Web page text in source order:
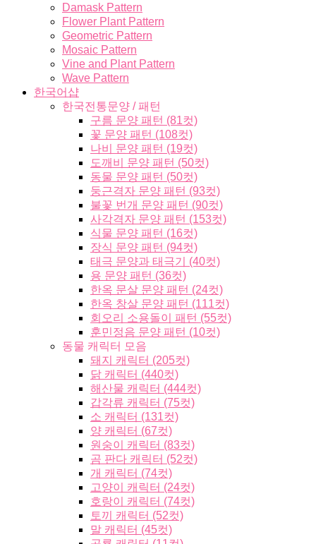
Damask Pattern
Flower Plant Pattern
Geometric Pattern
Mosaic Pattern
Vine and Plant Pattern
Wave Pattern
한국어샵
한국전통문양 / 패턴
구름 문양 패턴 (81컷)
꽃 문양 패턴 (108컷)
나비 문양 패턴 (19컷)
도깨비 문양 패턴 (50컷)
동물 문양 패턴 (50컷)
둥근격자 문양 패턴 (93컷)
불꽃 번개 문양 패턴 (90컷)
사각격자 문양 패턴 (153컷)
식물 문양 패턴 (16컷)
장식 문양 패턴 (94컷)
태극 문양과 태극기 (40컷)
용 문양 패턴 (36컷)
한옥 문살 문양 패턴 (24컷)
한옥 창살 문양 패턴 (111컷)
회오리 소용돌이 패턴 (55컷)
훈민정음 문양 패턴 (10컷)
동물 캐릭터 모음
돼지 캐릭터 (205컷)
닭 캐릭터 (440컷)
해산물 캐릭터 (444컷)
갑각류 캐릭터 (75컷)
소 캐릭터 (131컷)
양 캐릭터 (67컷)
원숭이 캐릭터 (83컷)
곰 판다 캐릭터 (52컷)
개 캐릭터 (74컷)
고양이 캐릭터 (24컷)
호랑이 캐릭터 (74컷)
토끼 캐릭터 (52컷)
말 캐릭터 (45컷)